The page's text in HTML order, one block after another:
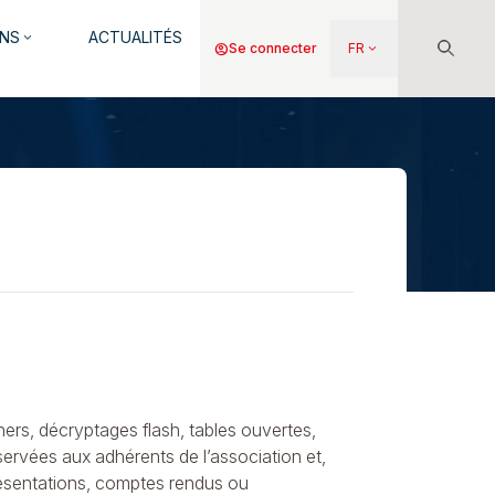
keyboard_arrow_down ACTUALITÉS
Menu
compte
account_circleSe connecter FR keyboard_arrow_down
décryptages flash, tables ouvertes,
aux adhérents de l’association et,
comptes rendus ou